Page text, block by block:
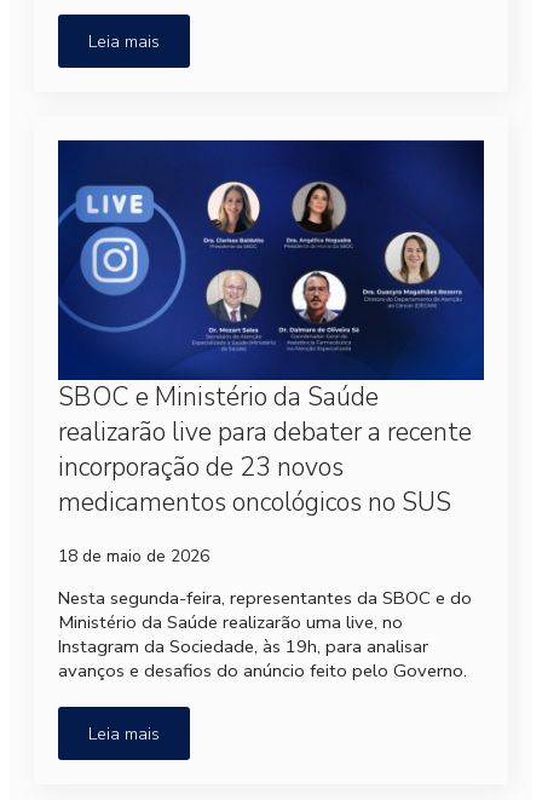
Leia mais
SBOC e Ministério da Saúde
realizarão live para debater a recente
incorporação de 23 novos
medicamentos oncológicos no SUS
18 de maio de 2026
Nesta segunda-feira, representantes da SBOC e do
Ministério da Saúde realizarão uma live, no
Instagram da Sociedade, às 19h, para analisar
avanços e desafios do anúncio feito pelo Governo.
Leia mais